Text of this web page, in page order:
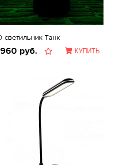
светильник Танк
руб. КУПИТЬ